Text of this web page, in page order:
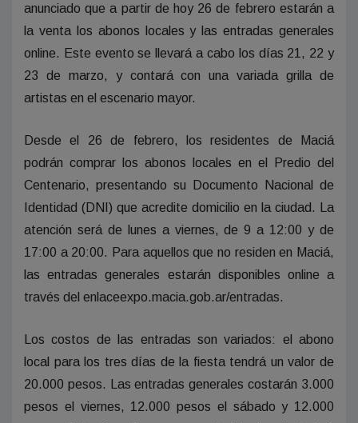
anunciado que a partir de hoy 26 de febrero estarán a
la venta los abonos locales y las entradas generales
online. Este evento se llevará a cabo los días 21, 22 y
23 de marzo, y contará con una variada grilla de
artistas en el escenario mayor.
Desde el 26 de febrero, los residentes de Maciá
podrán comprar los abonos locales en el Predio del
Centenario, presentando su Documento Nacional de
Identidad (DNI) que acredite domicilio en la ciudad. La
atención será de lunes a viernes, de 9 a 12:00 y de
17:00 a 20:00. Para aquellos que no residen en Maciá,
las entradas generales estarán disponibles online a
través del enlaceexpo.macia.gob.ar/entradas.
Los costos de las entradas son variados: el abono
local para los tres días de la fiesta tendrá un valor de
20.000 pesos. Las entradas generales costarán 3.000
pesos el viernes, 12.000 pesos el sábado y 12.000